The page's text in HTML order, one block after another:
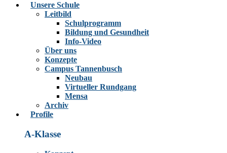
Unsere Schule
Leitbild
Schulprogramm
Bildung und Gesundheit
Info-Video
Über uns
Konzepte
Campus Tannenbusch
Neubau
Virtueller Rundgang
Mensa
Archiv
Profile
A-Klasse